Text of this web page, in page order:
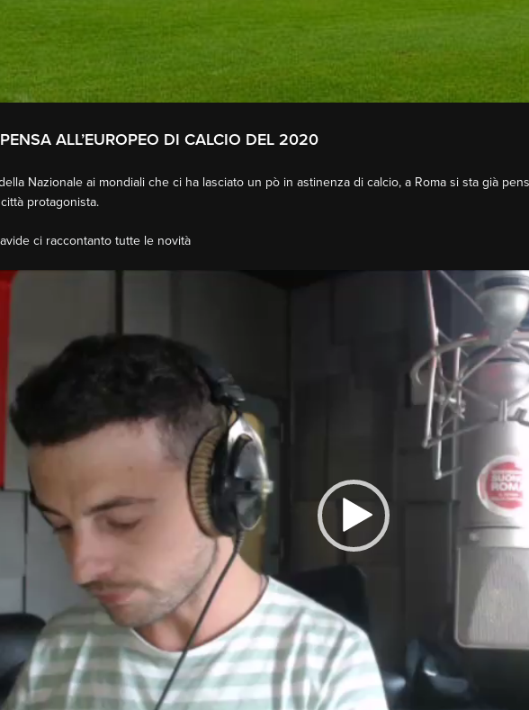
ALL’EUROPEO DI CALCIO DEL 2020
Nazionale ai mondiali che ci ha lasciato un pò in astinenza di calcio, a Roma si sta già
protagonista.
ci raccontanto tutte le novità